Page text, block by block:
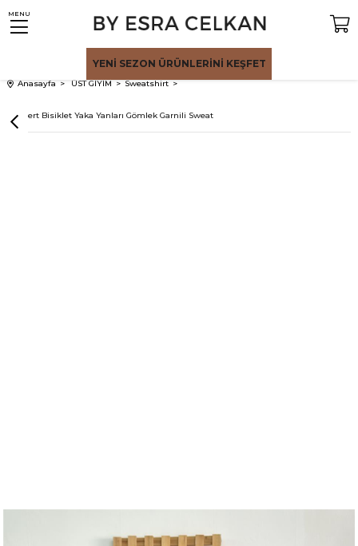
MENU
YENİ SEZON ÜRÜNLERİNİ KEŞFET
Anasayfa ÜST GİYİM Sweatshirt
Lacivert Bisiklet Yaka Yanları Gömlek Garnili Sweat